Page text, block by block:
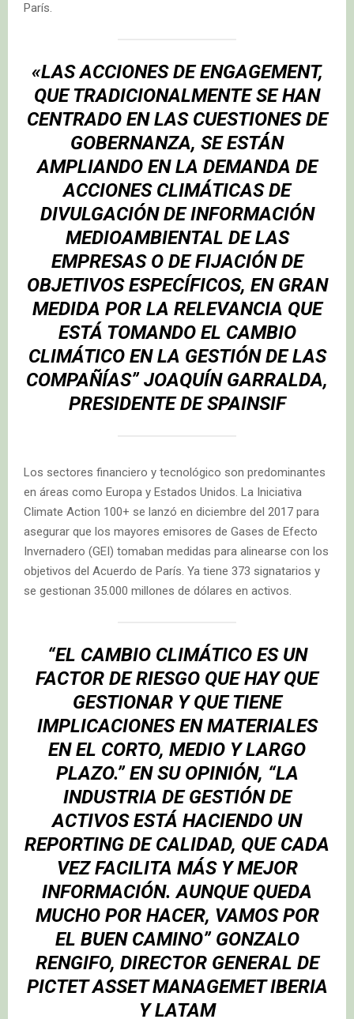
París.
«LAS ACCIONES DE ENGAGEMENT,
QUE TRADICIONALMENTE SE HAN
CENTRADO EN LAS CUESTIONES DE
GOBERNANZA, SE ESTÁN
AMPLIANDO EN LA DEMANDA DE
ACCIONES CLIMÁTICAS DE
DIVULGACIÓN DE INFORMACIÓN
MEDIOAMBIENTAL DE LAS
EMPRESAS O DE FIJACIÓN DE
OBJETIVOS ESPECÍFICOS, EN GRAN
MEDIDA POR LA RELEVANCIA QUE
ESTÁ TOMANDO EL CAMBIO
CLIMÁTICO EN LA GESTIÓN DE LAS
COMPAÑÍAS” JOAQUÍN GARRALDA,
PRESIDENTE DE SPAINSIF
Los sectores financiero y tecnológico son predominantes
en áreas como Europa y Estados Unidos. La Iniciativa
Climate Action 100+ se lanzó en diciembre del 2017 para
asegurar que los mayores emisores de Gases de Efecto
Invernadero (GEI) tomaban medidas para alinearse con los
objetivos del Acuerdo de París. Ya tiene 373 signatarios y
se gestionan 35.000 millones de dólares en activos.
“EL CAMBIO CLIMÁTICO ES UN
FACTOR DE RIESGO QUE HAY QUE
GESTIONAR Y QUE TIENE
IMPLICACIONES EN MATERIALES
EN EL CORTO, MEDIO Y LARGO
PLAZO.” EN SU OPINIÓN, “LA
INDUSTRIA DE GESTIÓN DE
ACTIVOS ESTÁ HACIENDO UN
REPORTING DE CALIDAD, QUE CADA
VEZ FACILITA MÁS Y MEJOR
INFORMACIÓN. AUNQUE QUEDA
MUCHO POR HACER, VAMOS POR
EL BUEN CAMINO” GONZALO
RENGIFO, DIRECTOR GENERAL DE
PICTET ASSET MANAGEMET IBERIA
Y LATAM